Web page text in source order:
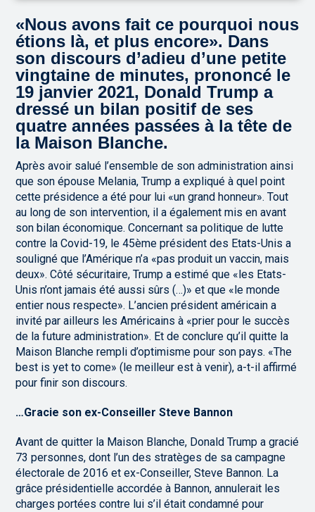
«Nous avons fait ce pourquoi nous
étions là, et plus encore». Dans
son discours d’adieu d’une petite
vingtaine de minutes, prononcé le
19 janvier 2021, Donald Trump a
dressé un bilan positif de ses
quatre années passées à la tête de
la Maison Blanche.
Après avoir salué l’ensemble de son administration ainsi
que son épouse Melania, Trump a expliqué à quel point
cette présidence a été pour lui «un grand honneur». Tout
au long de son intervention, il a également mis en avant
son bilan économique. Concernant sa politique de lutte
contre la Covid-19, le 45ème président des Etats-Unis a
souligné que l’Amérique n’a «pas produit un vaccin, mais
deux». Côté sécuritaire, Trump a estimé que «les Etats-
Unis n’ont jamais été aussi sûrs (…)» et que «le monde
entier nous respecte». L’ancien président américain a
invité par ailleurs les Américains à «prier pour le succès
de la future administration». Et de conclure qu’il quitte la
Maison Blanche rempli d’optimisme pour son pays. «The
best is yet to come» (le meilleur est à venir), a-t-il affirmé
pour finir son discours.
…Gracie son ex-Conseiller Steve Bannon
Avant de quitter la Maison Blanche, Donald Trump a gracié
73 personnes, dont l’un des stratèges de sa campagne
électorale de 2016 et ex-Conseiller, Steve Bannon. La
grâce présidentielle accordée à Bannon, annulerait les
charges portées contre lui s’il était condamné pour